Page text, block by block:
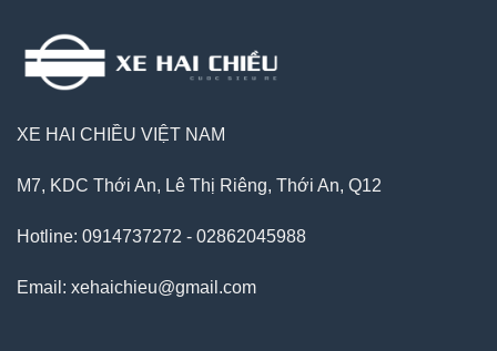
XE HAI CHIỀU VIỆT NAM
M7, KDC Thới An, Lê Thị Riêng, Thới An, Q12
Hotline: 0914737272 - 02862045988
Email: xehaichieu@gmail.com